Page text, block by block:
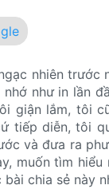
nhiên trước
như in lần
giận lắm, tôi
tiếp diễn, tôi
và đưa ra
muốn tìm
chia sẻ này